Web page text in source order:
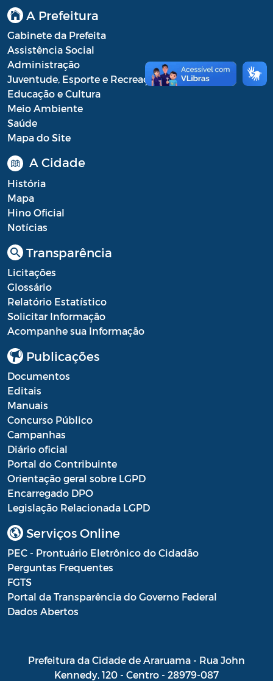
Leis Sobre o Coronavírus COVID-19
Movimentações Orçamentárias
Plano de Contratações Anual (PCA)
PESTALOZZI e SÃO BENEDITO)
Relatório de Gestão Fiscal (RGF) - A partir
Relatório Resumido da Execução
Orçamentária (RREO) - A partir de 2021
A Prefeitura
Gabinete da Prefeita
Assistência Social
Administração
Juventude, Esporte e Recreação
Educação e Cultura
Meio Ambiente
Saúde
Mapa do Site
A Cidade
História
Mapa
Hino Oficial
Notícias
Transparência
Licitações
Glossário
Relatório Estatístico
Solicitar Informação
Acompanhe sua Informação
Publicações
Documentos
Editais
Manuais
Concurso Público
Campanhas
Diário oficial
Portal do Contribuinte
Orientação geral sobre LGPD
Encarregado DPO
Legislação Relacionada LGPD
Serviços Online
PEC - Prontuário Eletrônico do Cidadão
Perguntas Frequentes
FGTS
Portal da Transparência do Governo Federal
Dados Abertos
Prefeitura da Cidade de Araruama - Rua John
Kennedy, 120 - Centro - 28979-087